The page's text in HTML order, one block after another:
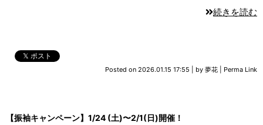
続きを読む
𝕏 ポスト
Posted on 2026.01.15 17:55 by 夢花 Perma Link
【振袖キャンペーン】1/24 (土)〜2/1(日)開催！